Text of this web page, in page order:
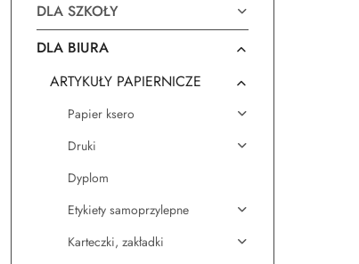
DLA SZKOŁY
DLA BIURA
ARTYKUŁY PAPIERNICZE
Papier ksero
Druki
Dyplom
Etykiety samoprzylepne
Karteczki, zakładki